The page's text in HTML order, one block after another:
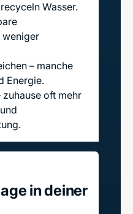
Wasser.
weniger
– manche
Energie.
zuhause oft mehr
in deiner